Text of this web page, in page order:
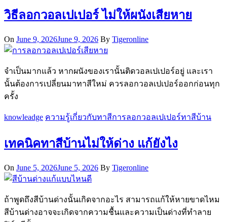
วิธีลอกวอลเปเปอร์ ไม่ให้ผนังเสียหาย
On June 9, 2026June 9, 2026 By Tigeronline
จำเป็นมากแล้ว หากผนังของเรานั้นติดวอลเปเปอร์อยู่ และเรา
นั้นต้องการเปลี่ยนมาทาสีใหม่ ควรลอกวอลเปเปอร์ออกก่อนทุก
ครั้ง
knowleadge ความรู้เกี่ยวกับทาสีการลอกวอลเปเปอร์ทาสีบ้าน
เทคนิคทาสีบ้านไม่ให้ด่าง แก้ยังไง
On June 5, 2026June 5, 2026 By Tigeronline
ถ้าพูดถึงสีบ้านด่างนั้นเกิดจากอะไร สามารถแก้ให้หายขาดไหม
สีบ้านด่างอาจจะเกิดจากความชื้นและความเป็นด่างที่ทำลาย